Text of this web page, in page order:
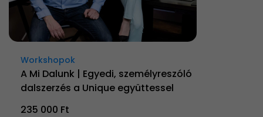
Workshopok
A Mi Dalunk | Egyedi, személyreszóló
dalszerzés a Unique együttessel
235 000 Ft